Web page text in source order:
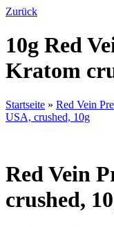
Zurück
10g Red
Kratom
Startseite » Red Vein
USA, crushed, 10g
Red Vein
crushed,